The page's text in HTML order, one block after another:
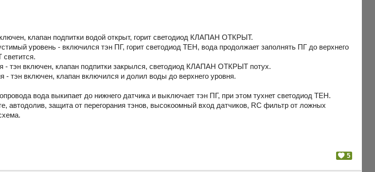
клапан подпитки водой открыт, горит светодиод КЛАПАН ОТКРЫТ.
уровень - включился тэн ПГ, горит светодиод ТЕН, вода продолжает заполнять ПГ до верхнего
- тэн включен, клапан подпитки закрылся, светодиод КЛАПАН ОТКРЫТ потух.
- тэн включен, клапан включился и долил воды до верхнего уровня.
вода выкипает до нижнего датчика и выключает тэн ПГ, при этом тухнет светодиод ТЕН.
автодолив, защита от перегорания тэнов, высокоомный вход датчиков, RC фильтр от ложных
5